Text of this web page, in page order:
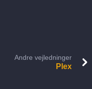
Andre vejledninger
Plex